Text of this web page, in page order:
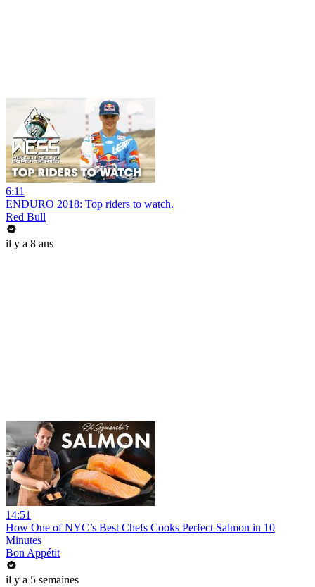
6:11
ENDURO 2018: Top riders to watch.
Red Bull
il y a 8 ans
14:51
How One of NYC’s Best Chefs Cooks Perfect Salmon in 10
Minutes
Bon Appétit
il y a 5 semaines